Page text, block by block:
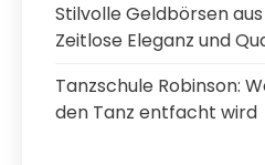
Stilvolle Geldbörsen
Zeitlose Eleganz und
Tanzschule Robinson:
den Tanz entfacht wird